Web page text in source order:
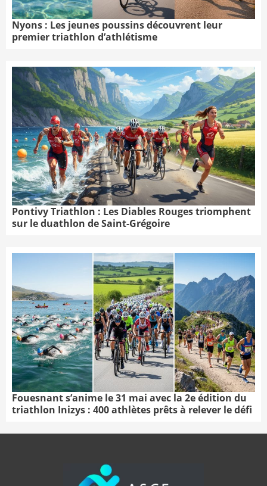
Nyons : Les jeunes poussins découvrent leur
premier triathlon d’athlétisme
Pontivy Triathlon : Les Diables Rouges triomphent
sur le duathlon de Saint-Grégoire
Fouesnant s’anime le 31 mai avec la 2e édition du
triathlon Inizys : 400 athlètes prêts à relever le défi